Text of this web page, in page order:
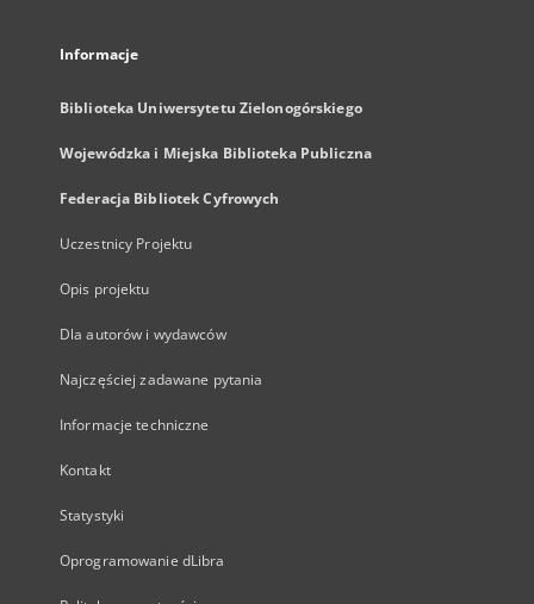
Informacje
Biblioteka Uniwersytetu Zielonogórskiego
Wojewódzka i Miejska Biblioteka Publiczna
Federacja Bibliotek Cyfrowych
Uczestnicy Projektu
Opis projektu
Dla autorów i wydawców
Najczęściej zadawane pytania
Informacje techniczne
Kontakt
Statystyki
Oprogramowanie dLibra